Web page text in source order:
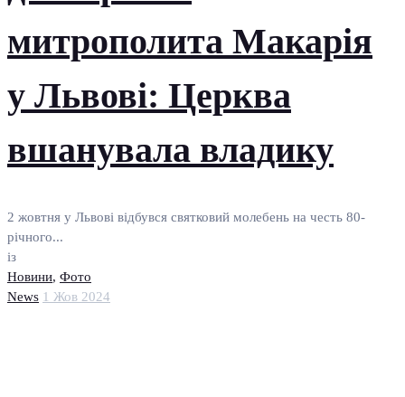
митрополита Макарія
у Львові: Церква
вшанувала владику
2 жовтня у Львові відбувся святковий молебень на честь 80-
річного...
із
Новини, Фото
News 1 Жов 2024